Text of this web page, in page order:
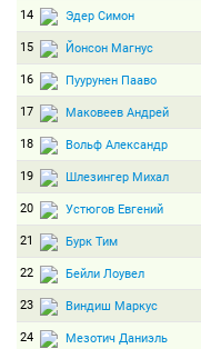
14 Эдер Симон
15 Йонсон Магнус
16 Пуурунен Пааво
17 Маковеев Андрей
18 Вольф Александр
19 Шлезингер Михал
20 Устюгов Евгений
21 Бурк Тим
22 Бейли Лоувел
23 Виндиш Маркус
24 Мезотич Даниэль